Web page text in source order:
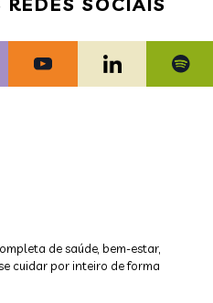
de saúde, bem-estar,
cuidar por inteiro de forma